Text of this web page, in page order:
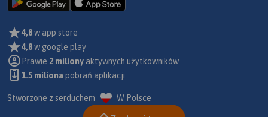
4,8w app store
4,8w google play
Prawie 2 miliony aktywnych użytkowników
1.5 miliona pobrań aplikacji
Stworzone z serduchem W Polsce